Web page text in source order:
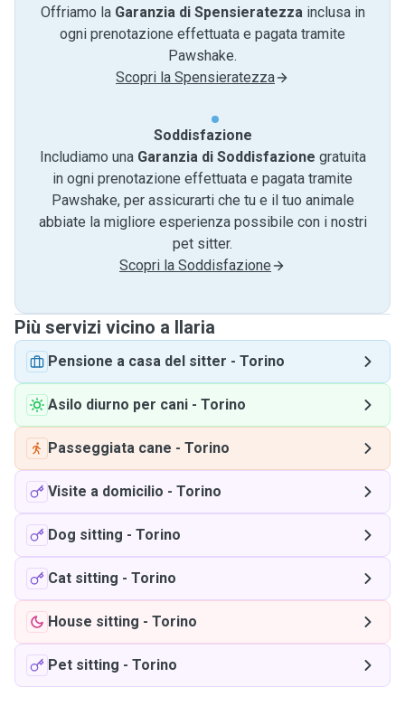
Offriamo la Garanzia di Spensieratezzainclusa in
ogni prenotazione effettuata e pagata tramite
Pawshake.
Scopri la Spensieratezza
Soddisfazione
Includiamo una Garanzia di Soddisfazione gratuita
in ogni prenotazione effettuata e pagata tramite
Pawshake, per assicurarti che tu e il tuo animale
abbiate la migliore esperienza possibile con i nostri
pet sitter.
Scopri la Soddisfazione
Più servizi vicino a Ilaria
Pensione a casa del sitter - Torino
Asilo diurno per cani - Torino
Passeggiata cane - Torino
Visite a domicilio - Torino
Dog sitting - Torino
Cat sitting - Torino
House sitting - Torino
Pet sitting - Torino